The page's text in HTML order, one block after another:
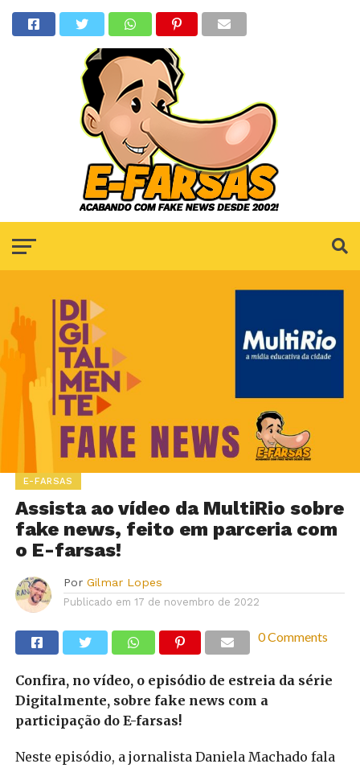
E-FARSAS
Assista ao vídeo da MultiRio sobre
fake news, feito em parceria com
o E-farsas!
Por Gilmar Lopes
Publicado em 17 de novembro de 2022
0 Comments
Confira, no vídeo, o episódio de estreia da série
Digitalmente, sobre fake news com a
participação do E-farsas!
Neste episódio, a jornalista Daniela Machado fala